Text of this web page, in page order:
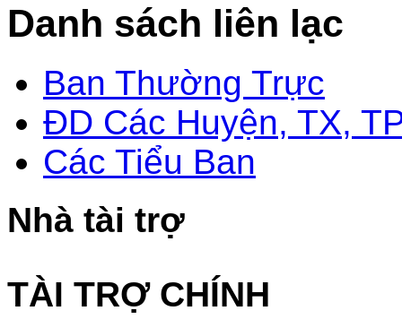
Danh sách liên lạc
Ban Thường Trực
ĐD Các Huyện, TX,
Các Tiểu Ban
Nhà tài trợ
TÀI TRỢ CHÍNH